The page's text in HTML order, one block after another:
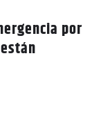
por